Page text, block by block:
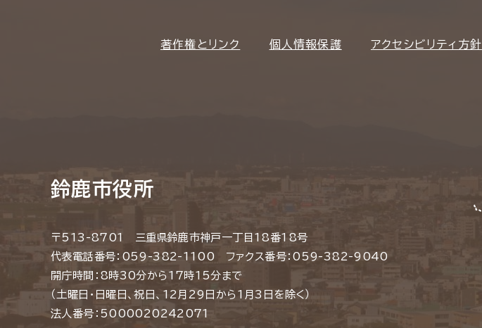
著作権とリンク 個人情報保護 アクセシビリティ方針
鈴鹿市役所
〒513-8701 三重県鈴鹿市神戸一丁目18番18号
代表電話番号：059-382-1100 ファクス番号：059-382-9040
開庁時間：8時30分から17時15分まで
（土曜日・日曜日、祝日、12月29日から1月3日を除く）
法人番号：5000020242071